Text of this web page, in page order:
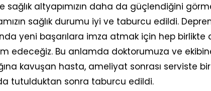
sağlık altyapımızın daha da güçlendiğini
sağlık durumu iyi ve taburcu edildi.
yeni başarılara imza atmak için hep
edeceğiz. Bu anlamda doktorumuza ve
kavuşan hasta, ameliyat sonrası serviste
tutulduktan sonra taburcu edildi.